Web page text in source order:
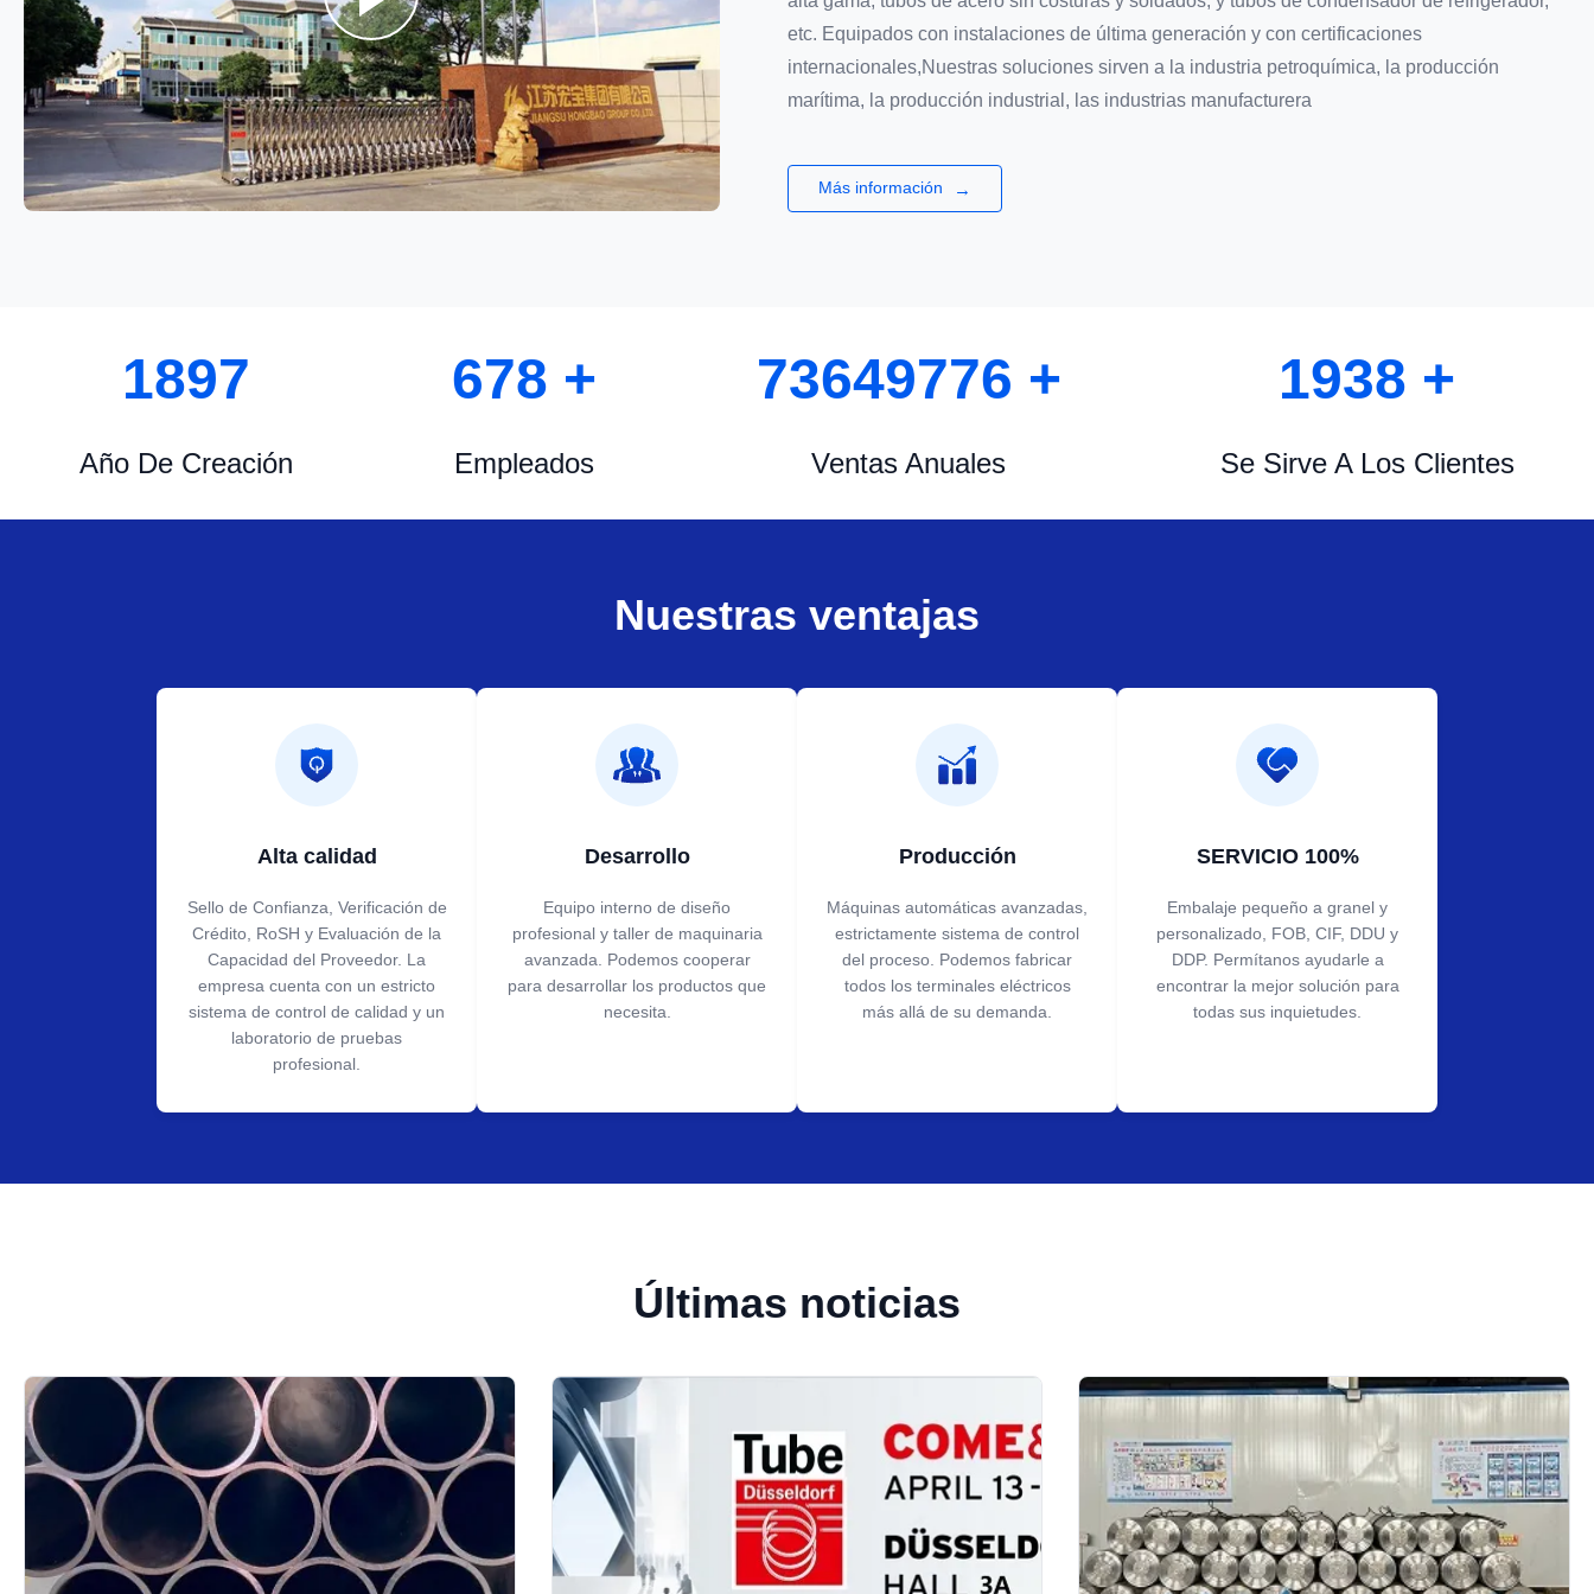
etc. Equipados con instalaciones de última generación y con certificaciones
internacionales,Nuestras soluciones sirven a la industria petroquímica, la producción
marítima, la producción industrial, las industrias manufacturera
Más información →
1958
Año De Creación
700 +
Empleados
76000000 +
Ventas Anuales
2000 +
Se Sirve A Los Clientes
Nuestras ventajas
Alta calidad
Sello de Confianza, Verificación de
Crédito, RoSH y Evaluación de la
Capacidad del Proveedor. La
empresa cuenta con un estricto
sistema de control de calidad y un
laboratorio de pruebas
profesional.
Desarrollo
Equipo interno de diseño
profesional y taller de maquinaria
avanzada. Podemos cooperar
para desarrollar los productos que
necesita.
Producción
Máquinas automáticas avanzadas,
estrictamente sistema de control
del proceso. Podemos fabricar
todos los terminales eléctricos
más allá de su demanda.
SERVICIO 100%
Embalaje pequeño a granel y
personalizado, FOB, CIF, DDU y
DDP. Permítanos ayudarle a
encontrar la mejor solución para
todas sus inquietudes.
Últimas noticias